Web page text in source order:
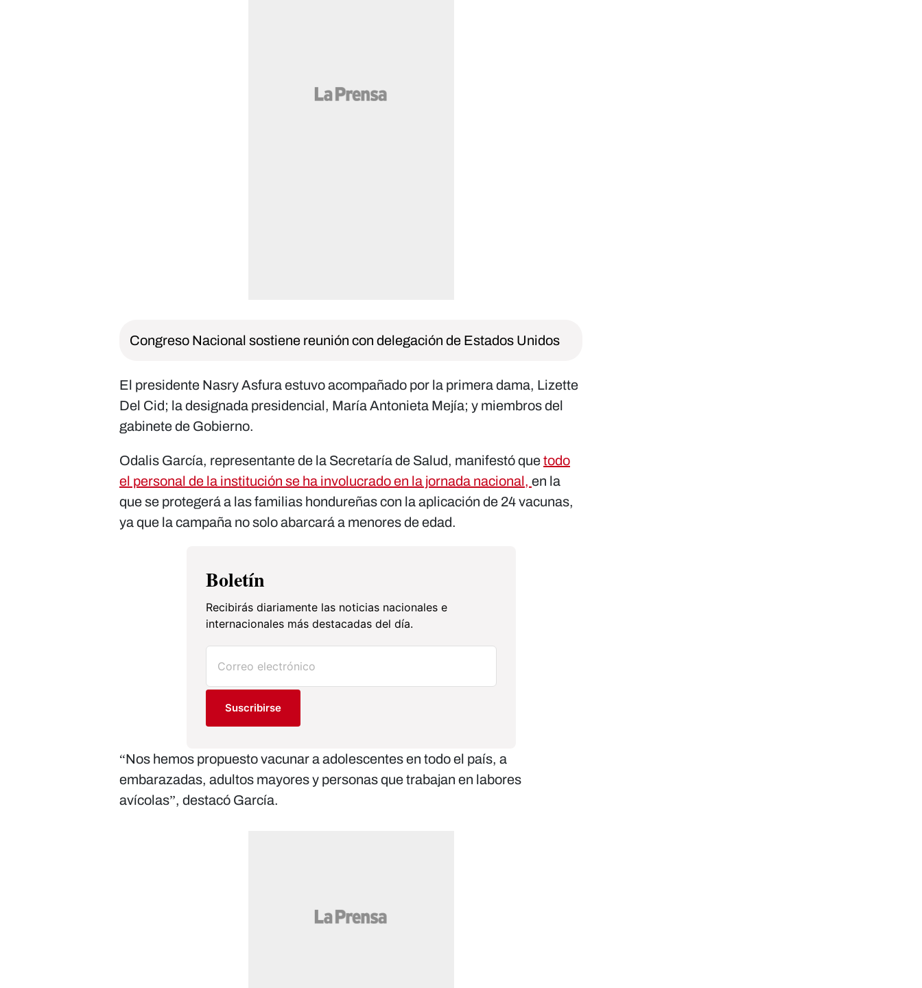
Congreso Nacional sostiene reunión con delegación de Estados Unidos
El presidente Nasry Asfura estuvo acompañado por la primera dama, Lizette
Del Cid; la designada presidencial, María Antonieta Mejía; y miembros del
gabinete de Gobierno.
Odalis García, representante de la Secretaría de Salud, manifestó quetodo
el personal de la institución se ha involucrado en la jornada nacional, en la
que se protegerá a las familias hondureñas con la aplicación de 24 vacunas,
ya que la campaña no solo abarcará a menores de edad.
Boletín
Recibirás diariamente las noticias nacionales e
internacionales más destacadas del día.
Suscribirse
“Nos hemos propuesto vacunar a adolescentes en todo el país, a
embarazadas, adultos mayores y personas que trabajan en labores
avícolas”, destacó García.